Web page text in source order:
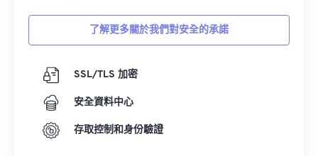
了解更多關於我們對安全的承諾
SSL/TLS 加密
安全資料中心
存取控制和身份驗證